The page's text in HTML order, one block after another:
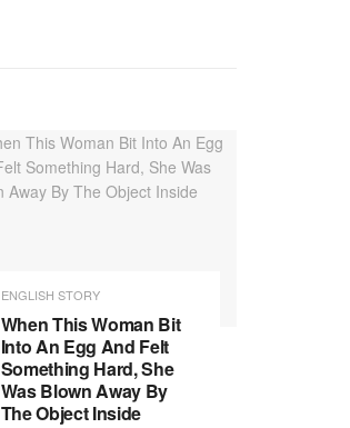
ENGLISH STORY
When This Woman Bit
Into An Egg And Felt
Something Hard, She
Was Blown Away By
The Object Inside